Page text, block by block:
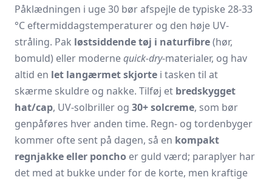
Påklædningen i uge 30 bør afspejle de typiske 28-33
°C eftermiddagstemperaturer og den høje UV-
stråling. Pak løstsiddende tøj i naturfibre(hør,
bomuld) eller modernequick-dry-materialer, og hav
altid en let langærmet skjorte i tasken til at
skærme skuldre og nakke. Tilføj et bredskygget
hat/cap, UV-solbriller og 30+ solcreme, som bør
genpåføres hver anden time. Regn- og tordenbyger
kommer ofte sent på dagen, så en kompakt
regnjakke eller poncho er guld værd; paraplyer har
det med at bukke under for de korte, men kraftige